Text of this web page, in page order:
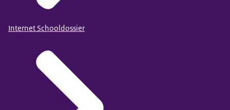
Internet Schooldossier